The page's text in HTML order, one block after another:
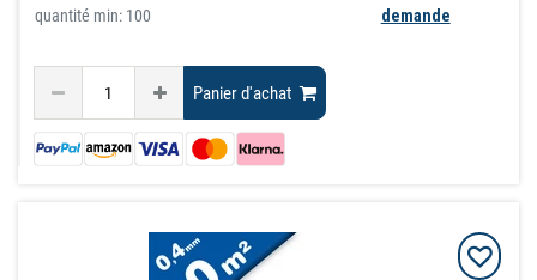
quantité min: 100
demande
Panier d'achat